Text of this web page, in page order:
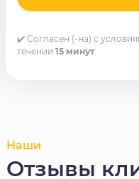
✔️ Согласен (-на) с
течении 15 минут.
Наши
Отзывы